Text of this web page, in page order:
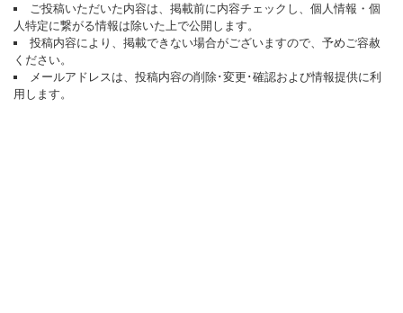
ご投稿いただいた内容は、掲載前に内容チェックし、個人情報・個
人特定に繋がる情報は除いた上で公開します。
投稿内容により、掲載できない場合がございますので、予めご容赦
ください。
メールアドレスは、投稿内容の削除･変更･確認および情報提供に利
用します。